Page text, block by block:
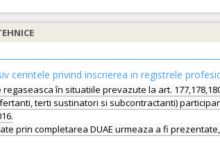
cerintele privind inscrierea in registrele
în situatiile prevazute la art.
terti sustinatori si subcontractanti)
prin completarea DUAE urmeaza a fi